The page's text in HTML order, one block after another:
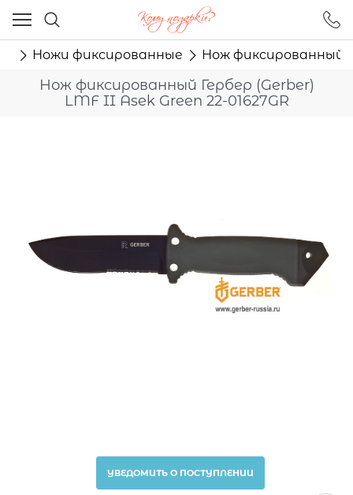
Ножи фиксированные Нож фиксированный
Нож фиксированный Гербер (Gerber)
LMF II Asek Green 22-01627GR
УВЕДОМИТЬ О ПОСТУПЛЕНИИ
Ваш город - Москва,
угадали?
ДА НЕТ